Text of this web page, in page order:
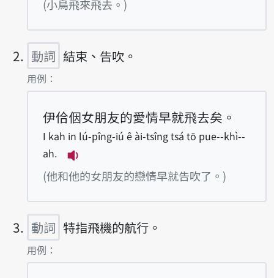
(小鳥飛來飛去。)
動詞 結束、告吹。
第2項釋義的
用例：
伊佮𪜶女朋友的愛情早就飛去矣。
I kah in lú-pîng-iú ê ài-tsîng tsá tō pue--khì--
ah.
播放例句I kah in lú-pîng-iú ê ài-
(他和他的女朋友的戀情早就告吹了。)
動詞 特指飛機的航行。
第3項釋義的
用例：